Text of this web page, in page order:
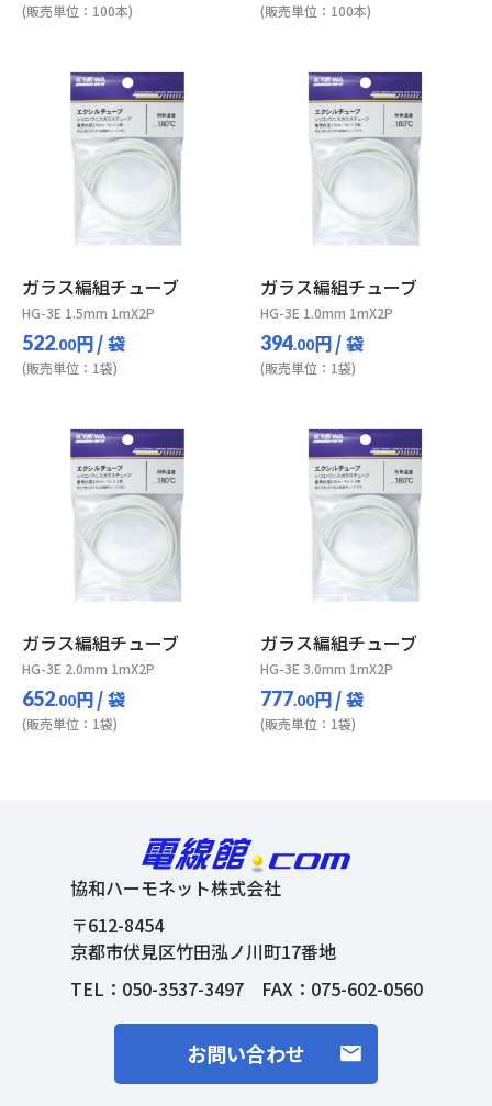
(販売単位：100本) (販売単位：100本)
ガラス編組チューブ
HG-3E 1.5mm 1mX2P
522.00円/ 袋
(販売単位：1袋)
ガラス編組チューブ
HG-3E 1.0mm 1mX2P
394.00円/ 袋
(販売単位：1袋)
ガラス編組チューブ
HG-3E 2.0mm 1mX2P
652.00円/ 袋
(販売単位：1袋)
ガラス編組チューブ
HG-3E 3.0mm 1mX2P
777.00円/ 袋
(販売単位：1袋)
協和ハーモネット株式会社
〒612-8454
京都市伏見区竹田泓ノ川町17番地
TEL： 050-3537-3497FAX：075-602-0560
お問い合わせ